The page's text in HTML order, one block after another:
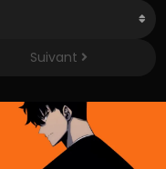
Suivant